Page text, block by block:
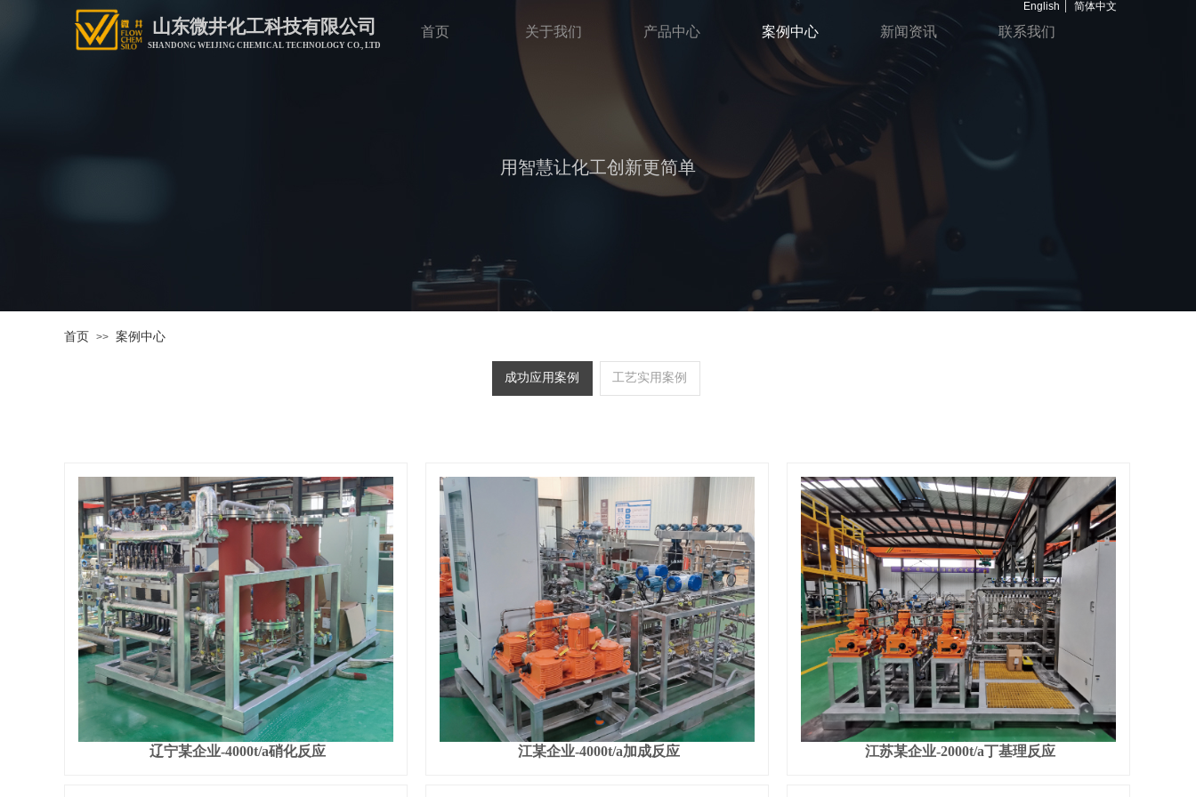
首页 关于我们 产品中心 案例中心 新闻资讯 联系我们
用智慧让化工创新更简单
山东微井化工科技有限公司
SHANDONG WEIJING CHEMICAL TECHNOLOGY CO., LTD
English 简体中文
首页 >> 案例中心
成功应用案例 工艺实用案例
辽宁某企业-4000t/a硝化反应 江某企业-4000t/a加成反应 江苏某企业-2000t/a丁基理反应